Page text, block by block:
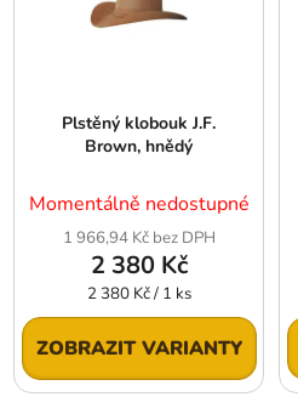
Plstěný klobouk J.F.
Brown, hnědý
Momentálně nedostupné
1 966,94 Kč bez DPH
2 380 Kč
Měrná
cena:
2 380 Kč / 1 ks
ZOBRAZIT VARIANTY